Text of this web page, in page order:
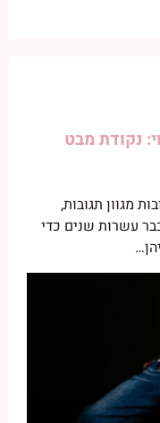
נקודת מבט
מגוון תגובות,
עשרות שנים כדי